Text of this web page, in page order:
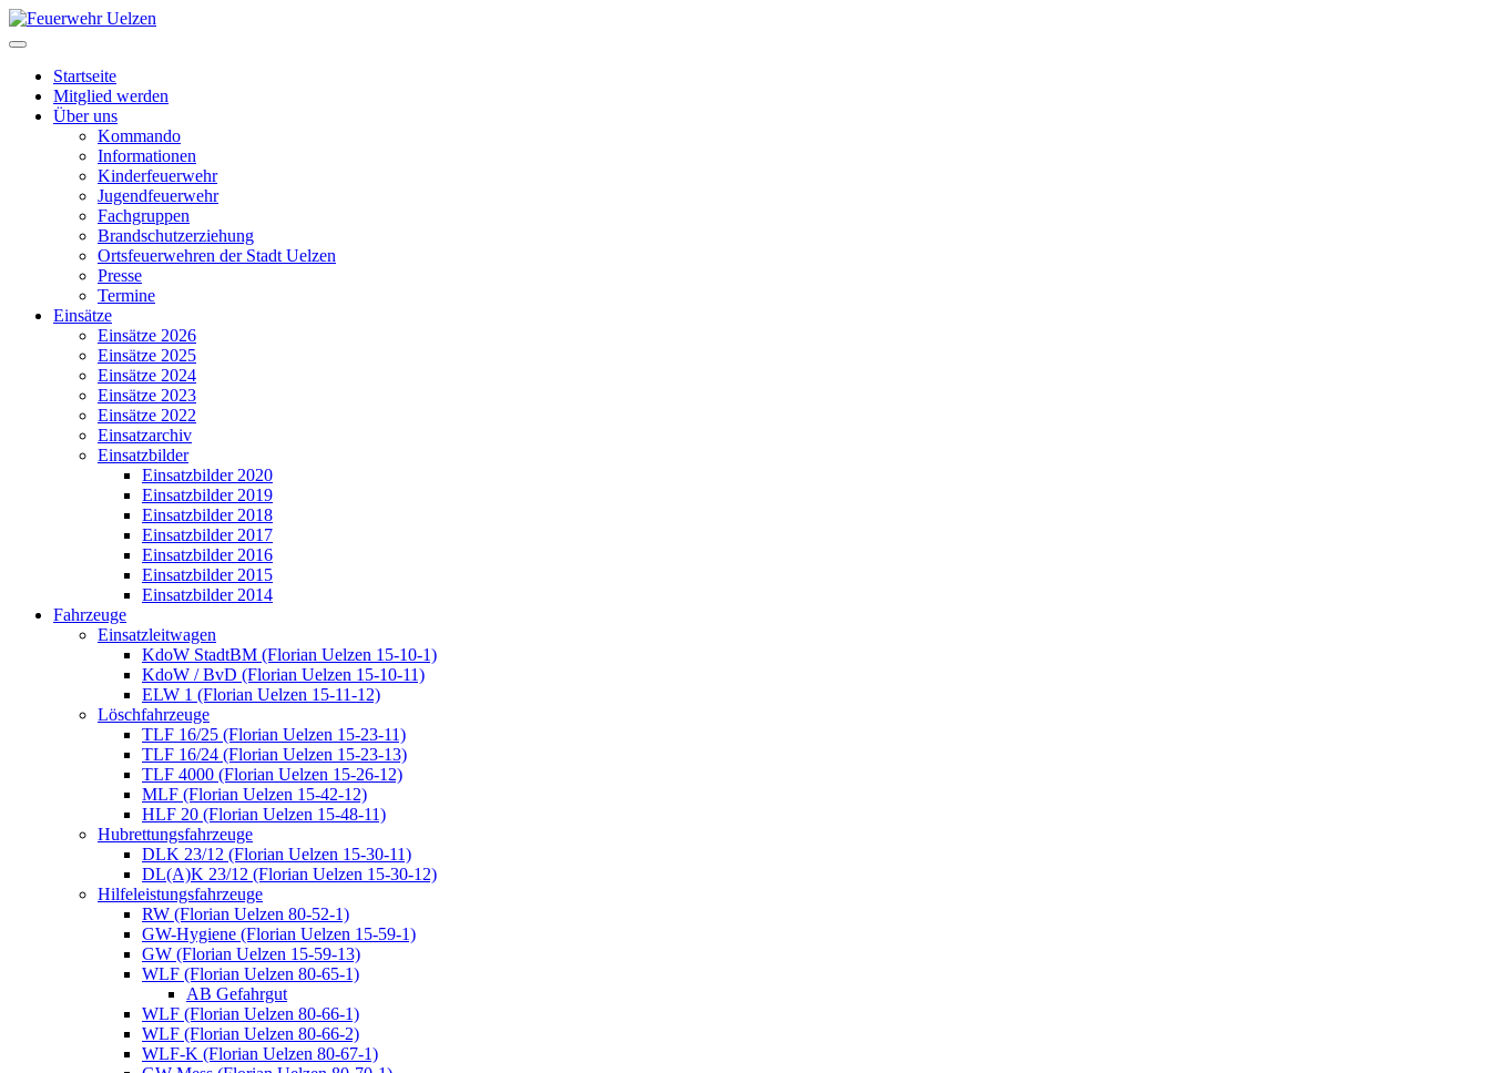
Startseite
Mitglied werden
Über uns
Kommando
Informationen
Kinderfeuerwehr
Jugendfeuerwehr
Fachgruppen
Brandschutzerziehung
Ortsfeuerwehren der Stadt Uelzen
Presse
Termine
Einsätze
Einsätze 2026
Einsätze 2025
Einsätze 2024
Einsätze 2023
Einsätze 2022
Einsatzarchiv
Einsatzbilder
Einsatzbilder 2020
Einsatzbilder 2019
Einsatzbilder 2018
Einsatzbilder 2017
Einsatzbilder 2016
Einsatzbilder 2015
Einsatzbilder 2014
Fahrzeuge
Einsatzleitwagen
KdoW StadtBM (Florian Uelzen 15-10-1)
KdoW / BvD (Florian Uelzen 15-10-11)
ELW 1 (Florian Uelzen 15-11-12)
Löschfahrzeuge
TLF 16/25 (Florian Uelzen 15-23-11)
TLF 16/24 (Florian Uelzen 15-23-13)
TLF 4000 (Florian Uelzen 15-26-12)
MLF (Florian Uelzen 15-42-12)
HLF 20 (Florian Uelzen 15-48-11)
Hubrettungsfahrzeuge
DLK 23/12 (Florian Uelzen 15-30-11)
DL(A)K 23/12 (Florian Uelzen 15-30-12)
Hilfeleistungsfahrzeuge
RW (Florian Uelzen 80-52-1)
GW-Hygiene (Florian Uelzen 15-59-1)
GW (Florian Uelzen 15-59-13)
WLF (Florian Uelzen 80-65-1)
AB Gefahrgut
WLF (Florian Uelzen 80-66-1)
WLF (Florian Uelzen 80-66-2)
WLF-K (Florian Uelzen 80-67-1)